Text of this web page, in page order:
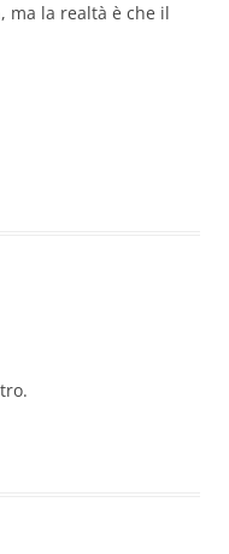
ma la realtà è che il